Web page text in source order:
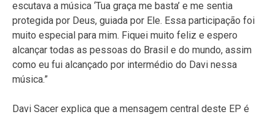
escutava a música ‘Tua graça me basta’ e me sentia
protegida por Deus, guiada por Ele. Essa participação foi
muito especial para mim. Fiquei muito feliz e espero
alcançar todas as pessoas do Brasil e do mundo, assim
como eu fui alcançado por intermédio do Davi nessa
música.”
Davi Sacer explica que a mensagem central deste EP é